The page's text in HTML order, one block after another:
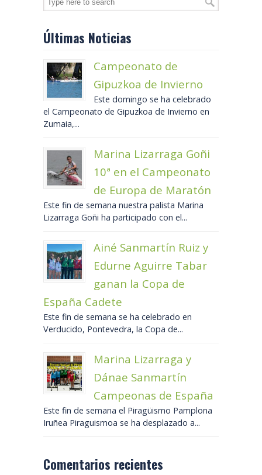
Últimas Noticias
Campeonato de
Gipuzkoa de Invierno
Este domingo se ha celebrado
el Campeonato de Gipuzkoa de Invierno en
Zumaia,...
Marina Lizarraga Goñi
10ª en el Campeonato
de Europa de Maratón
Este fin de semana nuestra palista Marina
Lizarraga Goñi ha participado con el...
Ainé Sanmartín Ruiz y
Edurne Aguirre Tabar
ganan la Copa de
España Cadete
Este fin de semana se ha celebrado en
Verducido, Pontevedra, la Copa de...
Marina Lizarraga y
Dánae Sanmartín
Campeonas de España
Este fin de semana el Piragüismo Pamplona
Iruñea Piraguismoa se ha desplazado a...
Comentarios recientes